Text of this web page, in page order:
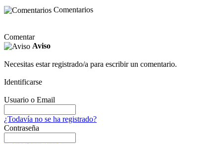
Comentarios
Comentar
Aviso
Necesitas estar registrado/a para escribir un comentario.
Identificarse
Usuario o Email
¿Todavía no se ha registrado?
Contraseña